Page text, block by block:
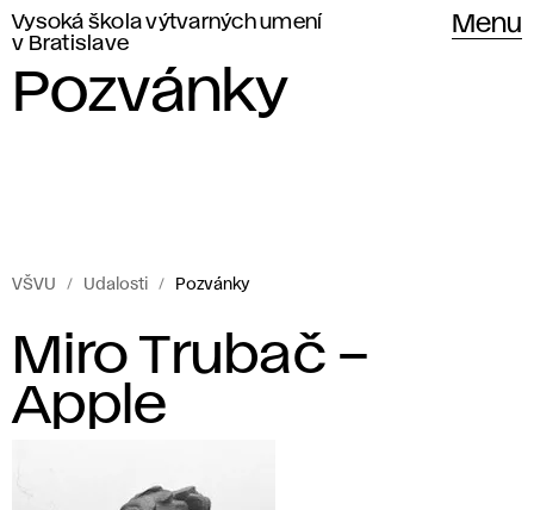
Vysoká škola výtvarných umení
v Bratislave
Menu
Pozvánky
VŠVU Udalosti Pozvánky
P
o
Pozvánky
Vysokej
školy
výtvarných
v Bratislave.
Miro Trubač –
Apple